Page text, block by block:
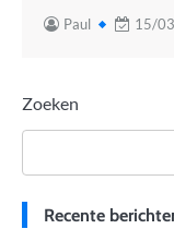
Paul 15/
Zoeken
Recente